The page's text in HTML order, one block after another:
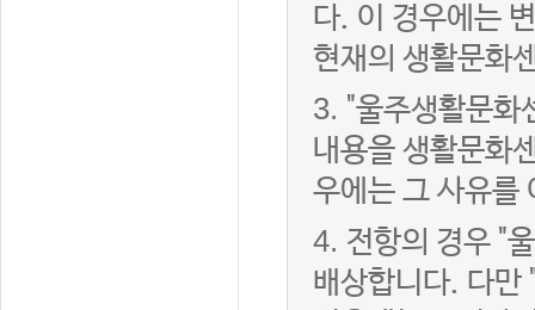
다. 이 경우에는
현재의 생활문화
3. "울주생활문화
내용을 생활문화
우에는 그 사유를
4. 전항의 경우 "
배상합니다. 다만